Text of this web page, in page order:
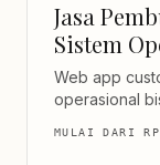
Jasa
Sistem
Web app
operasional
MULAI DARI